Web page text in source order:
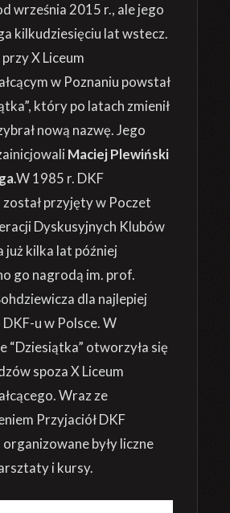
września 2015 r., ale jego
kilkudziesięciu lat wstecz.
X Liceum
w Poznaniu powstał
który po latach zmienił
nową nazwę. Jego
Maciej Plewiński
.W 1985 r. DKF
został przyjęty w Poczet
Dyskusyjnych Klubów
już kilka lat później
go nagrodą im. prof.
dla najlepiej
u w Polsce. W
“Dziesiątka” otworzyła się
spoza X Liceum
Wraz ze
Przyjaciół DKF
organizowane były liczne
i kursy.